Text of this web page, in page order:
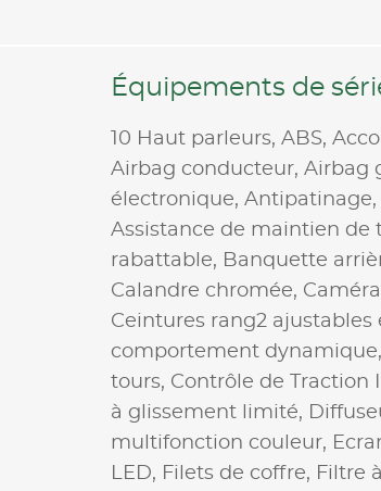
Équipements de
10 Haut parleurs, ABS,
Airbag conducteur, Airbag
électronique, Antipatinage,
Assistance de maintien de
rabattable, Banquette
Calandre chromée,
Ceintures rang2 ajustables
comportement dynamique,
tours, Contrôle de Traction
à glissement limité,
multifonction couleur,
LED, Filets de coffre, Filtre